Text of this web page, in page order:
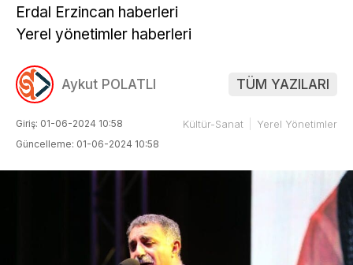
Erdal Erzincan haberleri
Yerel yönetimler haberleri
Aykut POLATLI TÜM YAZILARI
Giriş: 01-06-2024 10:58
Güncelleme: 01-06-2024 10:58
Kültür-Sanat Yerel Yönetimler